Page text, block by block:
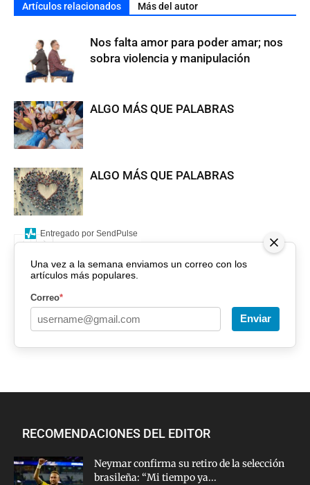
Artículos relacionados Más del autor
Nos falta amor para poder amar; nos
sobra violencia y manipulación
ALGO MÁS QUE PALABRAS
ALGO MÁS QUE PALABRAS
Una vez a la semana enviamos un correo con los
artículos más populares.
Correo*
Enviar
Entregado por SendPulse
RECOMENDACIONES DEL EDITOR
Neymar confirma su retiro de la selección
brasileña: “Mi tiempo ya...